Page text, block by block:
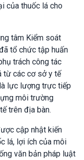
của thuốc lá cho
tâm Kiểm soát
tổ chức tập huấn
trách công tác
từ các cơ sở y tế
lực lượng trực tiếp
môi trường
trên địa bàn.
cập nhật kiến
lá, lợi ích của môi
văn bản pháp luật